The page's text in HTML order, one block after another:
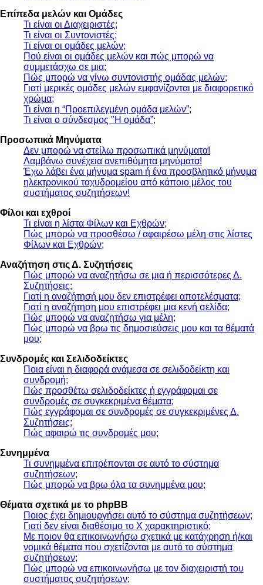
Επίπεδα μελών και Ομάδες
Τι είναι οι Διαχειριστές;
Τι είναι οι Συντονιστές;
Τι είναι οι ομάδες μελών;
Πού είναι οι ομάδες μελών και πώς μπορώ να
συμμετάσχω σε μια;
Πώς μπορώ να γίνω συντονιστής ομάδας μελών;
Γιατί μερικές ομάδες μελών εμφανίζονται με διαφορετικό
χρώμα;
Τι είναι η “Προεπιλεγμένη ομάδα μελών”;
Τι είναι ο σύνδεσμος "Η ομάδα”;
Προσωπικά Μηνύματα
Δεν μπορώ να στείλω προσωπικά μηνύματα!
Λαμβάνω συνέχεια ανεπιθύμητα μηνύματα!
Έχω λάβει ένα μήνυμα spam ή ένα προσβλητικό μήνυμα
ηλεκτρονικού ταχυδρομείου από κάποιο μέλος του
συστήματος συζητήσεων!
Φίλοι και εχθροί
Τι είναι η λίστα Φίλων και Εχθρών;
Πώς μπορώ να προσθέσω / αφαιρέσω μέλη στις λίστες
Φίλων και Εχθρών;
Αναζήτηση στις Δ. Συζητήσεις
Πώς μπορώ να αναζητήσω σε μια ή περισσότερες Δ.
Συζητήσεις;
Γιατί η αναζήτησή μου δεν επιστρέφει αποτελέσματα;
Γιατί η αναζήτηση μου επιστρέφει μια κενή σελίδα;
Πώς μπορώ να αναζητήσω για μέλη;
Πώς μπορώ να βρω τις δημοσιεύσεις μου και τα θέματά
μου;
Συνδρομές και Σελιδοδείκτες
Ποια είναι η διαφορά ανάμεσα σε σελιδοδείκτη και
συνδρομή;
Πώς προσθέτω σελιδοδείκτες ή εγγράφομαι σε
συνδρομές σε συγκεκριμένα θέματα;
Πώς εγγράφομαι σε συνδρομές σε συγκεκριμένες Δ.
Συζητήσεις;
Πώς αφαιρώ τις συνδρομές μου;
Συνημμένα
Τι συνημμένα επιτρέπονται σε αυτό το σύστημα
συζητήσεων;
Πώς μπορώ να βρω όλα τα συνημμένα μου;
Θέματα σχετικά με το phpBB
Ποιος έχει δημιουργήσει αυτό το σύστημα συζητήσεων;
Γιατί δεν είναι διαθέσιμο το Χ χαρακτηριστικό;
Με ποιον θα επικοινωνήσω σχετικά με κατάχρηση ή/και
νομικά θέματα που σχετίζονται με αυτό το σύστημα
συζητήσεων;
Πώς μπορώ να επικοινωνήσω με τον διαχειριστή του
συστήματος συζητήσεων;